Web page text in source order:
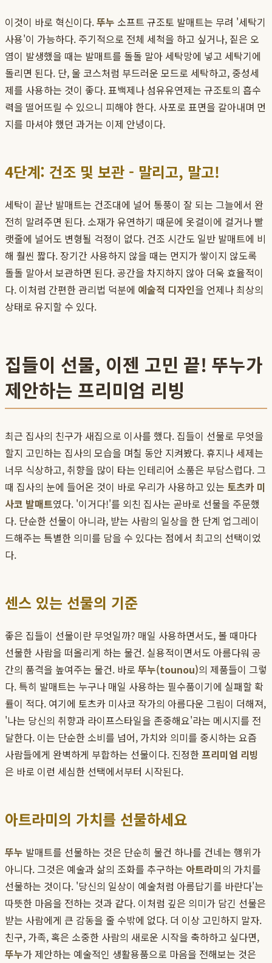
이것이 바로 혁신이다.뚜누 소프트 규조토 발매트는 무려 '세탁기
사용'이 가능하다. 주기적으로 전체 세척을 하고 싶거나, 짙은 오
염이 발생했을 때는 발매트를 돌돌 말아 세탁망에 넣고 세탁기에
돌리면 된다. 단, 울 코스처럼 부드러운 모드로 세탁하고, 중성세
제를 사용하는 것이 좋다. 표백제나 섬유유연제는 규조토의 흡수
력을 떨어뜨릴 수 있으니 피해야 한다. 사포로 표면을 갈아내며 먼
지를 마셔야 했던 과거는 이제 안녕이다.
4단계: 건조 및 보관 - 말리고, 말고!
세탁이 끝난 발매트는 건조대에 널어 통풍이 잘 되는 그늘에서 완
전히 말려주면 된다. 소재가 유연하기 때문에 옷걸이에 걸거나 빨
랫줄에 널어도 변형될 걱정이 없다. 건조 시간도 일반 발매트에 비
해 훨씬 짧다. 장기간 사용하지 않을 때는 먼지가 쌓이지 않도록
돌돌 말아서 보관하면 된다. 공간을 차지하지 않아 더욱 효율적이
다. 이처럼 간편한 관리법 덕분에 예술적 디자인을 언제나 최상의
상태로 유지할 수 있다.
집들이 선물, 이젠 고민 끝! 뚜누가
제안하는 프리미엄 리빙
최근 집사의 친구가 새집으로 이사를 했다. 집들이 선물로 무엇을
할지 고민하는 집사의 모습을 며칠 동안 지켜봤다. 휴지나 세제는
너무 식상하고, 취향을 많이 타는 인테리어 소품은 부담스럽다. 그
때 집사의 눈에 들어온 것이 바로 우리가 사용하고 있는 토츠카 미
사코 발매트였다. '이거다!'를 외친 집사는 곧바로 선물을 주문했
다. 단순한 선물이 아니라, 받는 사람의 일상을 한 단계 업그레이
드해주는 특별한 의미를 담을 수 있다는 점에서 최고의 선택이었
다.
센스 있는 선물의 기준
좋은 집들이 선물이란 무엇일까? 매일 사용하면서도, 볼 때마다
선물한 사람을 떠올리게 하는 물건. 실용적이면서도 아름다워 공
간의 품격을 높여주는 물건. 바로 뚜누(tounou)의 제품들이 그렇
다. 특히 발매트는 누구나 매일 사용하는 필수품이기에 실패할 확
률이 적다. 여기에 토츠카 미사코 작가의 아름다운 그림이 더해져,
'나는 당신의 취향과 라이프스타일을 존중해요'라는 메시지를 전
달한다. 이는 단순한 소비를 넘어, 가치와 의미를 중시하는 요즘
사람들에게 완벽하게 부합하는 선물이다. 진정한프리미엄 리빙
은 바로 이런 세심한 선택에서부터 시작된다.
아트라미의 가치를 선물하세요
뚜누 발매트를 선물하는 것은 단순히 물건 하나를 건네는 행위가
아니다. 그것은 예술과 삶의 조화를 추구하는 아트라미의 가치를
선물하는 것이다. '당신의 일상이 예술처럼 아름답기를 바란다'는
따뜻한 마음을 전하는 것과 같다. 이처럼 깊은 의미가 담긴 선물은
받는 사람에게 큰 감동을 줄 수밖에 없다. 더 이상 고민하지 말자.
친구, 가족, 혹은 소중한 사람의 새로운 시작을 축하하고 싶다면,
뚜누가 제안하는 예술적인 생활용품으로 마음을 전해보는 것은